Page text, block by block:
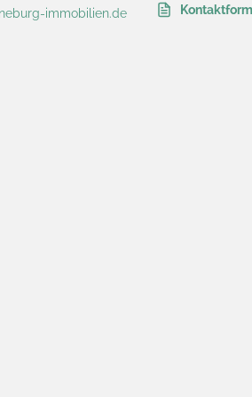
immobilien.de